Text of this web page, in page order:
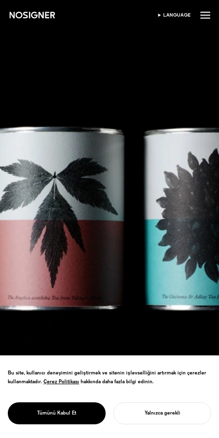
ANA SAYFA
DIL SEÇIN
LANGUAGE
PROJECT
{TABEL}
kültürünün kalbindeki bir çay markasına
Bu site, kullanıcı deneyimini geliştirmek ve sitenin işlevselliğini artırmak için çerezler
kullanmaktadır. Çerez Politikası
Çerez Politikası hakkında daha fazla bilgi edinin.
Tümünü Kabul Et Yalnızca gerekli